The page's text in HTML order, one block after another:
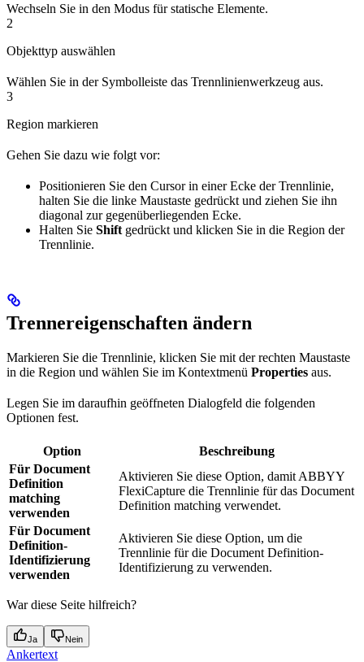
Wechseln Sie in den Modus für statische Elemente.
2
Objekttyp auswählen
Wählen Sie in der Symbolleiste das Trennlinienwerkzeug aus.
3
Region markieren
Gehen Sie dazu wie folgt vor:
Positionieren Sie den Cursor in einer Ecke der Trennlinie,
halten Sie die linke Maustaste gedrückt und ziehen Sie ihn
diagonal zur gegenüberliegenden Ecke.
Halten Sie Shift gedrückt und klicken Sie in die Region der
Trennlinie.
Trennereigenschaften ändern
Markieren Sie die Trennlinie, klicken Sie mit der rechten Maustaste
in die Region und wählen Sie im Kontextmenü Properties aus.
Legen Sie im daraufhin geöffneten Dialogfeld die folgenden
Optionen fest.
Option
Beschreibung
Für Document
Definition
matching
verwenden
Aktivieren Sie diese Option, damit ABBYY
FlexiCapture die Trennlinie für das Document
Definition matching verwendet.
Für Document
Definition-
Identifizierung
verwenden
Aktivieren Sie diese Option, um die
Trennlinie für die Document Definition-
Identifizierung zu verwenden.
War diese Seite hilfreich?
Ja Nein
Ankertext